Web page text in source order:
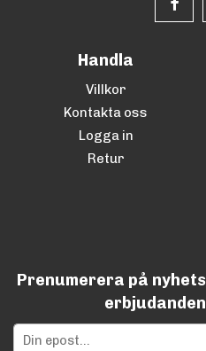
Handla
Villkor
Kontakta oss
Logga in
Retur
Prenumerera på